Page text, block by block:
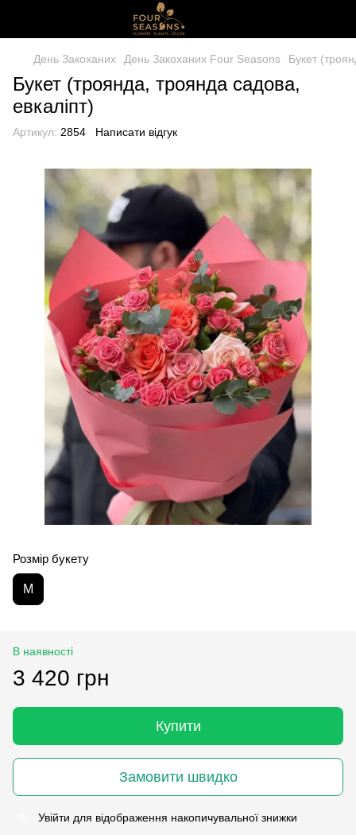
День Закоханих День Закоханих Four Seasons Букет
Букет (троянда, троянда садова,
евкаліпт)
Артикул: 2854 Написати відгук
Розмір букету
M
В наявності
3 420 грн
Купити
Замовити швидко
Увійти для відображення накопичувальної знижки